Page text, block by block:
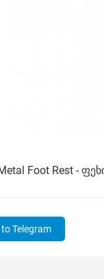
Foot Rest -
Telegram